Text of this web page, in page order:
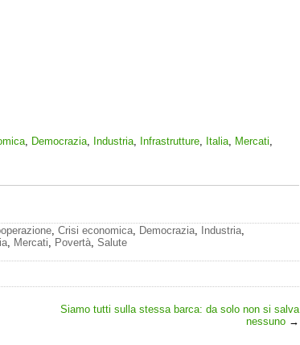
Democrazia Industria Infrastrutture Italia Mercati
Crisi economica Democrazia Industria
Mercati Povertà Salute
Siamo tutti sulla stessa barca: da solo non si salva
nessuno →